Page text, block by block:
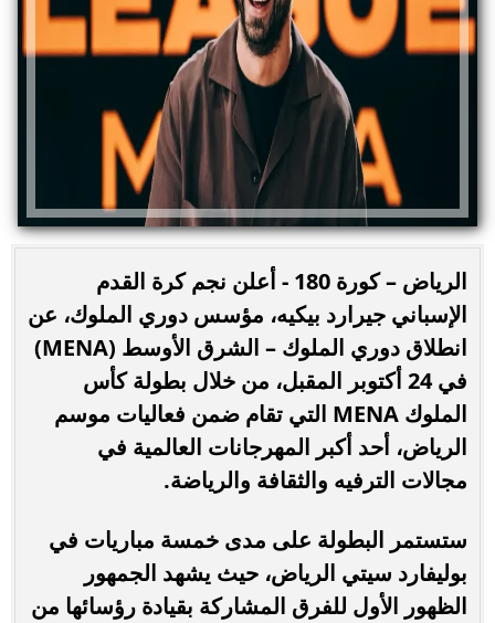
الرياض – كورة 180 - أعلن نجم كرة القدم
الإسباني جيرارد بيكيه، مؤسس دوري الملوك، عن
انطلاق دوري الملوك – الشرق الأوسط (MENA)
في 24 أكتوبر المقبل، من خلال بطولة كأس
الملوك MENA التي تقام ضمن فعاليات موسم
الرياض، أحد أكبر المهرجانات العالمية في
مجالات الترفيه والثقافة والرياضة.
ستستمر البطولة على مدى خمسة مباريات في
بوليفارد سيتي الرياض، حيث يشهد الجمهور
الظهور الأول للفرق المشاركة بقيادة رؤسائها من